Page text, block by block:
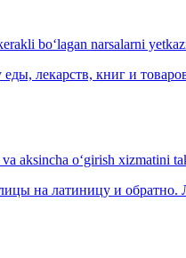
bo‘lagan narsalarni
лекарств, книг и
aksincha o‘girish xizmatini
на латиницу и обратно.